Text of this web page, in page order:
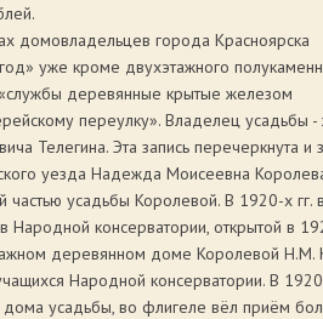
домовладельцев города Красноярска
уже кроме двухэтажного
деревянные крытые железом
переулку». Владелец усадьбы -
Телегина. Эта запись перечеркнута и
уезда Надежда Моисеевна
частью усадьбы Королевой. В 1920-х
Народной консерватории, открытой в
деревянном доме Королевой Н.М.
Народной консерватории. В
дома усадьбы, во флигеле вёл приём